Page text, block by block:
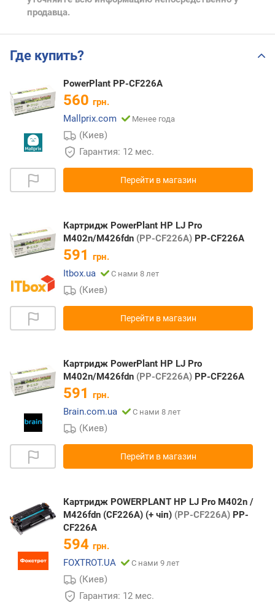
продавца.
Где купить?
PowerPlant PP-CF226A
560 грн.
Mallprix.com
Менее года
(Киев)
Гарантия: 12 мес.
Перейти в магазин
Картридж PowerPlant HP LJ Pro
M402n/M426fdn (PP-CF226A) PP-CF226A
591 грн.
Itbox.ua
С нами 8 лет
(Киев)
Перейти в магазин
Картридж PowerPlant HP LJ Pro
M402n/M426fdn (PP-CF226A) PP-CF226A
591 грн.
Brain.com.ua
С нами 8 лет
(Киев)
Перейти в магазин
Картридж POWERPLANT HP LJ Pro M402n /
M426fdn (CF226A) (+ чіп) (PP-CF226A) PP-
CF226A
594 грн.
FOXTROT.UA
С нами 9 лет
(Киев)
Гарантия: 12 мес.